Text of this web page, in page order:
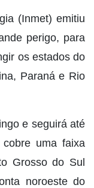
(Inmet) emitiu
perigo, para
os estados do
Paraná e Rio
e seguirá até
uma faixa
Grosso do Sul
noroeste do